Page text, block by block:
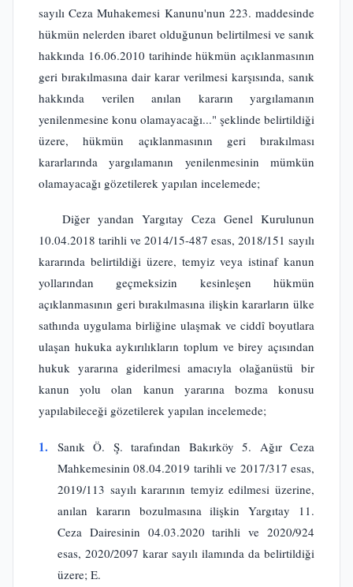
sayılı Ceza Muhakemesi Kanunu'nun 223. maddesinde
hükmün nelerden ibaret olduğunun belirtilmesi ve sanık
hakkında 16.06.2010 tarihinde hükmün açıklanmasının
geri bırakılmasına dair karar verilmesi karşısında, sanık
hakkında verilen anılan kararın yargılamanın
yenilenmesine konu olamayacağı..." şeklinde belirtildiği
üzere, hükmün açıklanmasının geri bırakılması
kararlarında yargılamanın yenilenmesinin mümkün
olamayacağı gözetilerek yapılan incelemede;
Diğer yandan Yargıtay Ceza Genel Kurulunun
10.04.2018 tarihli ve 2014/15-487 esas, 2018/151 sayılı
kararında belirtildiği üzere, temyiz veya istinaf kanun
yollarından geçmeksizin kesinleşen hükmün
açıklanmasının geri bırakılmasına ilişkin kararların ülke
sathında uygulama birliğine ulaşmak ve ciddî boyutlara
ulaşan hukuka aykırılıkların toplum ve birey açısından
hukuk yararına giderilmesi amacıyla olağanüstü bir
kanun yolu olan kanun yararına bozma konusu
yapılabileceği gözetilerek yapılan incelemede;
1.
Sanık Ö. Ş. tarafından Bakırköy 5. Ağır Ceza
Mahkemesinin 08.04.2019 tarihli ve 2017/317 esas,
2019/113 sayılı kararının temyiz edilmesi üzerine,
anılan kararın bozulmasına ilişkin Yargıtay 11.
Ceza Dairesinin 04.03.2020 tarihli ve 2020/924
esas, 2020/2097 karar sayılı ilamında da belirtildiği
üzere; E.